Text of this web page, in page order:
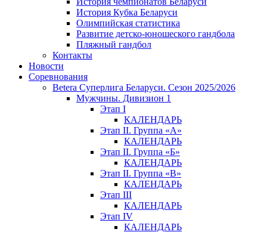
История Кубка Беларуси
Олимпийская статистика
Развитие детско-юношеского гандбола
Пляжный гандбол
Контакты
Новости
Соревнования
Betera Суперлига Беларуси. Сезон 2025/2026
Мужчины. Дивизион 1
Этап I
КАЛЕНДАРЬ
Этап II. Группа «А»
КАЛЕНДАРЬ
Этап II. Группа «Б»
КАЛЕНДАРЬ
Этап II. Группа «В»
КАЛЕНДАРЬ
Этап III
КАЛЕНДАРЬ
Этап IV
КАЛЕНДАРЬ